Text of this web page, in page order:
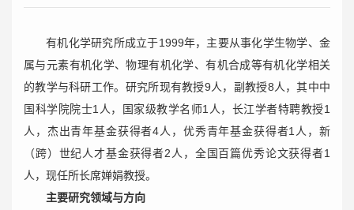
有机化学研究所成立于1999年，主要从事化学生物学、金
属与元素有机化学、物理有机化学、有机合成等有机化学相关
的教学与科研工作。研究所现有教授9人，副教授8人，其中中
国科学院院士1人，国家级教学名师1人，长江学者特聘教授1
人，杰出青年基金获得者4人，优秀青年基金获得者1人，新
（跨）世纪人才基金获得者2人，全国百篇优秀论文获得者1
人，现任所长席婵娟教授。
主要研究领域与方向